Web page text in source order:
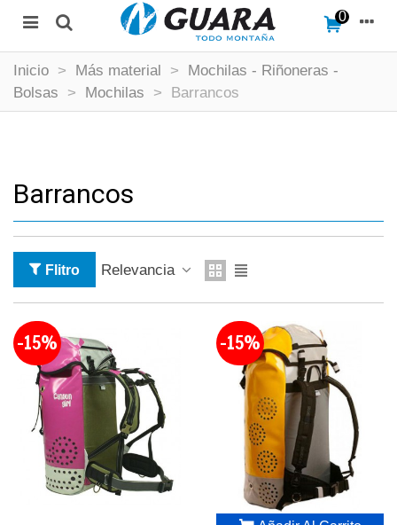
0
Inicio > Más material >
Mochilas - Riñoneras -
Bolsas
> Mochilas > Barrancos
Barrancos
Flitro Relevancia
-15% -15%